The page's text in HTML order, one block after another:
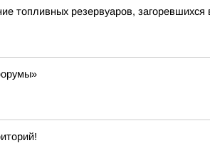
топливных резервуаров, загоревшихся